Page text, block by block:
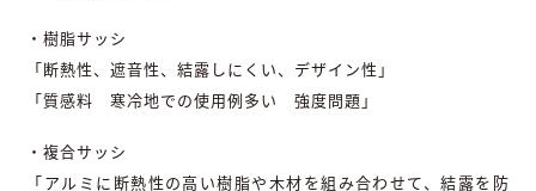
・樹脂サッシ
「断熱性、遮音性、結露しにくい、デザイン性」
「質感料 寒冷地での使用例多い 強度問題」
・複合サッシ
「アルミに断熱性の高い樹脂や木材を組み合わせて、結露を防